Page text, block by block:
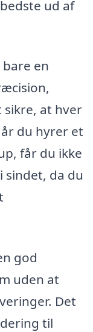
ud af
en
at hver
du hyrer et
får du ikke
sindet, da du
god
uden at
Det
til